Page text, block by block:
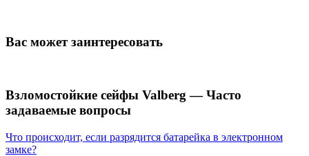
Вас может заинтересовать
Взломостойкие сейфы Valberg — Часто
задаваемые вопросы
Что происходит, если разрядится батарейка в электронном
замке?